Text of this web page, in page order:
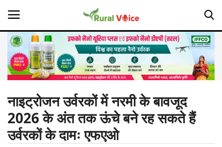
Home
Contact
About Us
Leadership Profiles
नाइट्रोजन उर्वरकों में नरमी के बावजूद
2026 के अंत तक ऊंचे बने रह सकते हैं
उर्वरकों के दामः एफएओ